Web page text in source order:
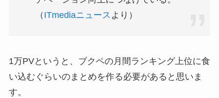
（ ITmediaニュース より）
1万PVというと、ブクペの月間ランキング上位に食
い込むぐらいのまとめを作る必要があると思いま
す。